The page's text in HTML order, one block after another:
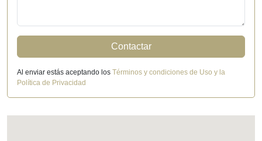
Contactar
Al enviar estás aceptando los Términos y condiciones de Uso y la
Política de Privacidad